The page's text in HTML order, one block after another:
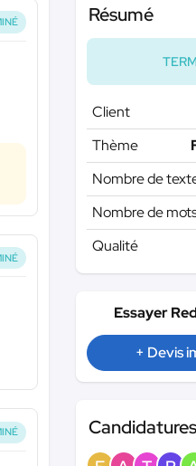
Résumé
Client
Thème
Nombre de
Nombre de
Qualité
Essayer
+ Devis
Candidatures